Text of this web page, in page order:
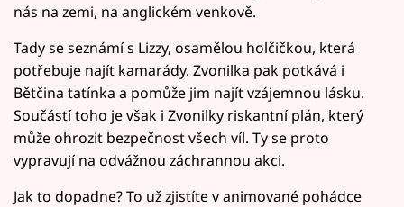
nás na zemi, na anglickém venkově.
Tady se seznámí s Lizzy, osamělou holčičkou, která
potřebuje najít kamarády. Zvonilka pak potkává i
Bětčina tatínka a pomůže jim najít vzájemnou lásku.
Součástí toho je však i Zvonilky riskantní plán, který
může ohrozit bezpečnost všech víl. Ty se proto
vypravují na odvážnou záchrannou akci.
Jak to dopadne? To už zjistíte v animované pohádce